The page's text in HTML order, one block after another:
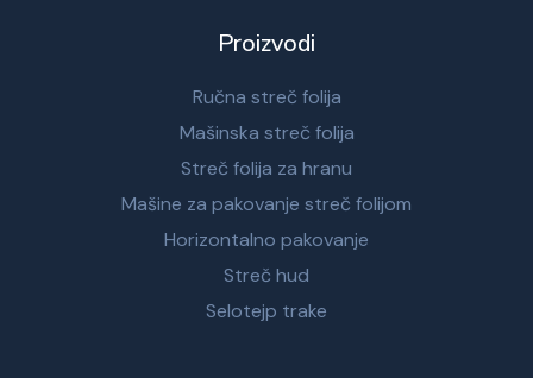
Proizvodi
Ručna streč folija
Mašinska streč folija
Streč folija za hranu
Mašine za pakovanje streč folijom
Horizontalno pakovanje
Streč hud
Selotejp trake